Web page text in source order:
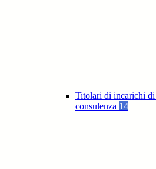
Titolari di incarichi
consulenza 14